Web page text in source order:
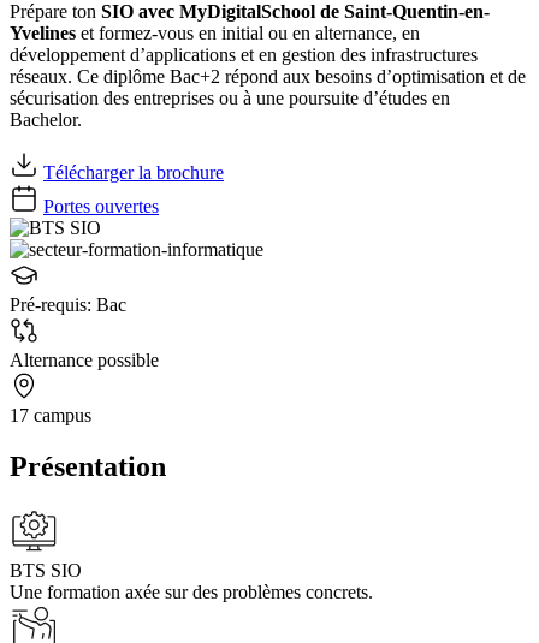
Prépare ton SIO avec MyDigitalSchool de Saint-Quentin-en-
Yvelines et formez-vous en initial ou en alternance, en
développement d’applications et en gestion des infrastructures
réseaux. Ce diplôme Bac+2 répond aux besoins d’optimisation et de
sécurisation des entreprises ou à une poursuite d’études en
Bachelor.
Télécharger la brochure
Portes ouvertes
Pré-requis: Bac
Alternance possible
17 campus
Présentation
BTS SIO
Une formation axée sur des problèmes concrets.